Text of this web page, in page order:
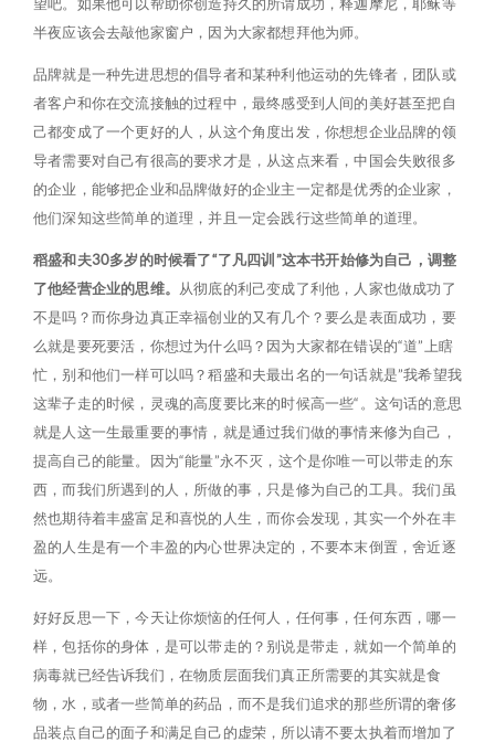
半夜应该会去敲他家窗户，因为大家都想拜他为师。
品牌就是一种先进思想的倡导者和某种利他运动的先锋者，团队或
者客户和你在交流接触的过程中，最终感受到人间的美好甚至把自
己都变成了一个更好的人，从这个角度出发，你想想企业品牌的领
导者需要对自己有很高的要求才是，从这点来看，中国会失败很多
的企业，能够把企业和品牌做好的企业主一定都是优秀的企业家，
他们深知这些简单的道理，并且一定会践行这些简单的道理。
稻盛和夫30多岁的时候看了“了凡四训”这本书开始修为自己，调整
了他经营企业的思维。
从彻底的利己变成了利他，人家也做成功了
不是吗？而你身边真正幸福创业的又有几个？要么是表面成功，要
么就是要死要活，你想过为什么吗？因为大家都在错误的“道”上瞎
忙，别和他们一样可以吗？稻盛和夫最出名的一句话就是”我希望我
这辈子走的时候，灵魂的高度要比来的时候高一些“。这句话的意思
就是人这一生最重要的事情，就是通过我们做的事情来修为自己，
提高自己的能量。因为“能量”永不灭，这个是你唯一可以带走的东
西，而我们所遇到的人，所做的事，只是修为自己的工具。我们虽
然也期待着丰盛富足和喜悦的人生，而你会发现，其实一个外在丰
盈的人生是有一个丰盈的内心世界决定的，不要本末倒置，舍近逐
远。
好好反思一下，今天让你烦恼的任何人，任何事，任何东西，哪一
样，包括你的身体，是可以带走的？别说是带走，就如一个简单的
病毒就已经告诉我们，在物质层面我们真正所需要的其实就是食
物，水，或者一些简单的药品，而不是我们追求的那些所谓的奢侈
品装点自己的面子和满足自己的虚荣，所以请不要太执着而增加了